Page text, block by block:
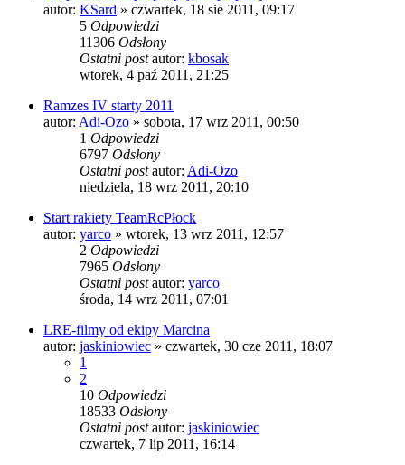
autor: KSard » czwartek, 18 sie 2011, 09:17
5 Odpowiedzi
11306 Odsłony
Ostatni postautor: kbosak
wtorek, 4 paź 2011, 21:25
Ramzes IV starty 2011
autor: Adi-Ozo » sobota, 17 wrz 2011, 00:50
1 Odpowiedzi
6797 Odsłony
Ostatni postautor: Adi-Ozo
niedziela, 18 wrz 2011, 20:10
Start rakiety TeamRcPłock
autor: yarco » wtorek, 13 wrz 2011, 12:57
2 Odpowiedzi
7965 Odsłony
Ostatni postautor: yarco
środa, 14 wrz 2011, 07:01
LRE-filmy od ekipy Marcina
autor: jaskiniowiec » czwartek, 30 cze 2011, 18:07
1
2
10 Odpowiedzi
18533 Odsłony
Ostatni postautor: jaskiniowiec
czwartek, 7 lip 2011, 16:14